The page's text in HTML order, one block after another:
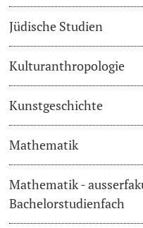
Inclusive University
Support Services
Learning & Teaching
AI in learning and
Digital learning
Language Center
Jüdische Studien
Kulturanthropologie
Kunstgeschichte
Mathematik
Mathematik -
Bachelorstudienfach